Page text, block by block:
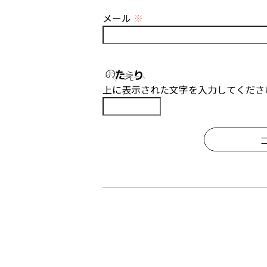
メール ※
上に表示された文字を入力してくださ